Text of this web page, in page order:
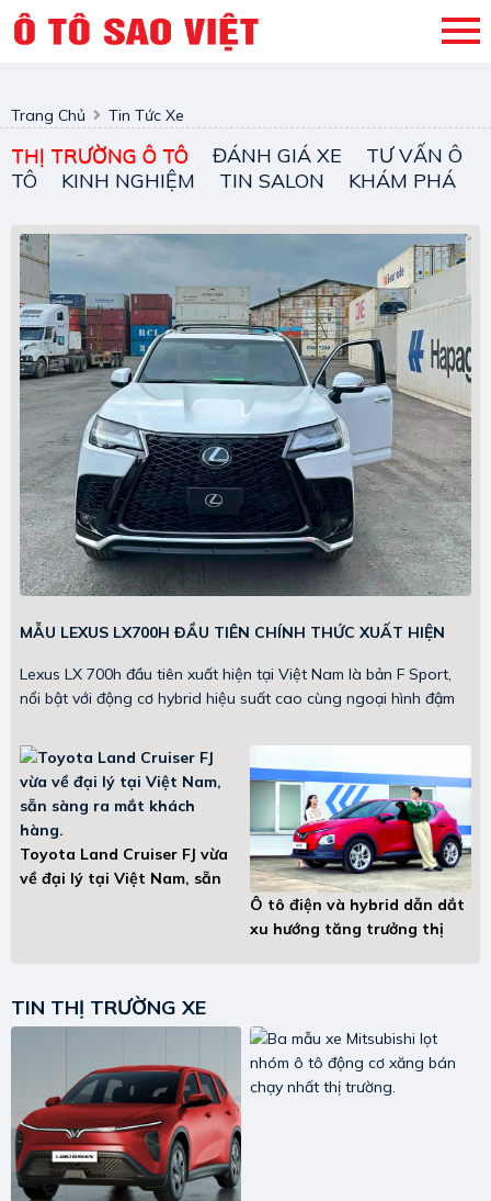
Trang Chủ Tin Tức Xe
THỊ TRƯỜNG Ô TÔ ĐÁNH GIÁ XE
TƯ VẤN Ô
TÔ
KINH NGHIỆM TIN SALON KHÁM PHÁ
MẪU LEXUS LX700H ĐẦU TIÊN CHÍNH THỨC XUẤT HIỆN
Lexus LX 700h đầu tiên xuất hiện tại Việt Nam là bản F Sport,
nổi bật với động cơ hybrid hiệu suất cao cùng ngoại hình đậm
Toyota Land Cruiser FJ vừa
về đại lý tại Việt Nam, sẵn
Ô tô điện và hybrid dẫn dắt
xu hướng tăng trưởng thị
TIN THỊ TRƯỜNG XE